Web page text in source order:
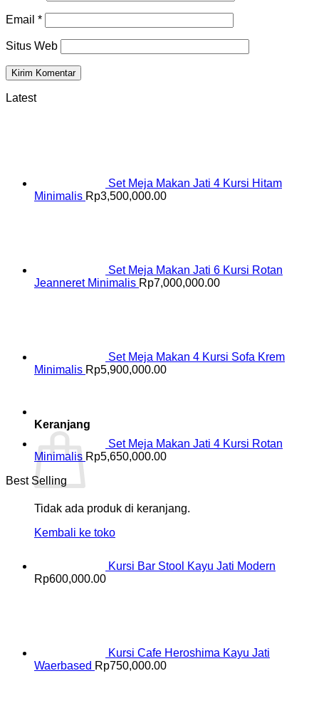
Keranjang
Tidak ada produk di keranjang.
Kembali ke toko
Email *
Situs Web
Latest
Set Meja Makan Jati 4 Kursi Hitam
Minimalis Rp3,500,000.00
Set Meja Makan Jati 6 Kursi Rotan
Jeanneret Minimalis Rp7,000,000.00
Set Meja Makan 4 Kursi Sofa Krem
Minimalis Rp5,900,000.00
Set Meja Makan Jati 4 Kursi Rotan
Minimalis Rp5,650,000.00
Best Selling
Kursi Bar Stool Kayu Jati Modern
Rp600,000.00
Kursi Cafe Heroshima Kayu Jati
Waerbased Rp750,000.00